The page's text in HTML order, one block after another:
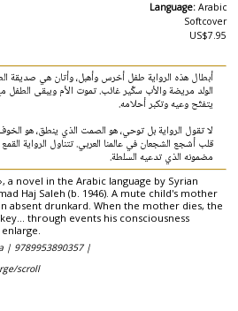
Language: Arabic
Softcover
US$7.95
أبطال هذه الرواية طفل أخرس وأهبل، وأتان هي صديقة
الولد مريضة والأب سكّير غائب. تموت الأم ويبقى الطفل
يتفتّح وعيه وتكبر أحلامه.
لا تقول الرواية بل توحي، هو الصمت الذي ينطق، هو
قلب أشجع الشجعان في عالمنا العربي. تتناول الرواية
مضمونه الذي تدعيه السلطة.
a novel in the Arabic language by Syrian
Haj Saleh (b. 1946). A mute child's mother
absent drunkard. When the mother dies, the
through events his consciousness
| 9789953890357 |
scroll